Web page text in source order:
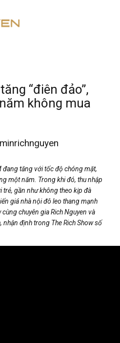
“điên đảo”,
không mua
đang tăng với tốc độ chóng mặt,
một năm. Trong khi đó, thu nhập
trẻ, gần như không theo kịp đà
giá nhà nội đô leo thang mạnh
cùng chuyên gia Rich Nguyen và
nhận định trong The Rich Show số